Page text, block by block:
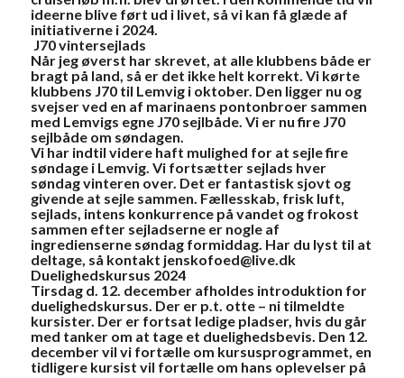
ideerne blive ført ud i livet, så vi kan få glæde af
initiativerne i 2024.
J70 vintersejlads
Når jeg øverst har skrevet, at alle klubbens både er
bragt på land, så er det ikke helt korrekt. Vi kørte
klubbens J70 til Lemvig i oktober. Den ligger nu og
svejser ved en af marinaens pontonbroer sammen
med Lemvigs egne J70 sejlbåde. Vi er nu fire J70
sejlbåde om søndagen.
Vi har indtil videre haft mulighed for at sejle fire
søndage i Lemvig. Vi fortsætter sejlads hver
søndag vinteren over. Det er fantastisk sjovt og
givende at sejle sammen. Fællesskab, frisk luft,
sejlads, intens konkurrence på vandet og frokost
sammen efter sejladserne er nogle af
ingredienserne søndag formiddag. Har du lyst til at
deltage, så kontakt jenskofoed@live.dk
Duelighedskursus 2024
Tirsdag d. 12. december afholdes introduktion for
duelighedskursus. Der er p.t. otte – ni tilmeldte
kursister. Der er fortsat ledige pladser, hvis du går
med tanker om at tage et duelighedsbevis. Den 12.
december vil vi fortælle om kursusprogrammet, en
tidligere kursist vil fortælle om hans oplevelser på